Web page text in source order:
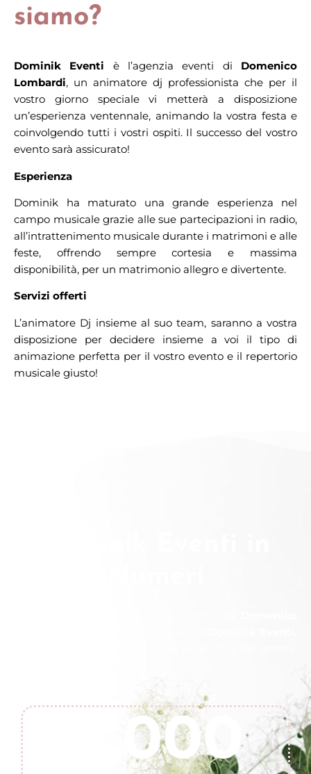
siamo?
Dominik Eventi è l’agenzia eventi di Domenico
Lombardi, un animatore dj professionista che per il
vostro giorno speciale vi metterà a disposizione
un’esperienza ventennale, animando la vostra festa e
coinvolgendo tutti i vostri ospiti. Il successo del vostro
evento sarà assicurato!
Esperienza
Dominik ha maturato una grande esperienza nel
campo musicale grazie alle sue partecipazioni in radio,
all’intrattenimento musicale durante i matrimoni e alle
feste, offrendo sempre cortesia e massima
disponibilità, per un matrimonio allegro e divertente.
Servizi offerti
L’animatore Dj insieme al suo team, saranno a vostra
disposizione per decidere insieme a voi il tipo di
animazione perfetta per il vostro evento e il repertorio
musicale giusto!
6,000